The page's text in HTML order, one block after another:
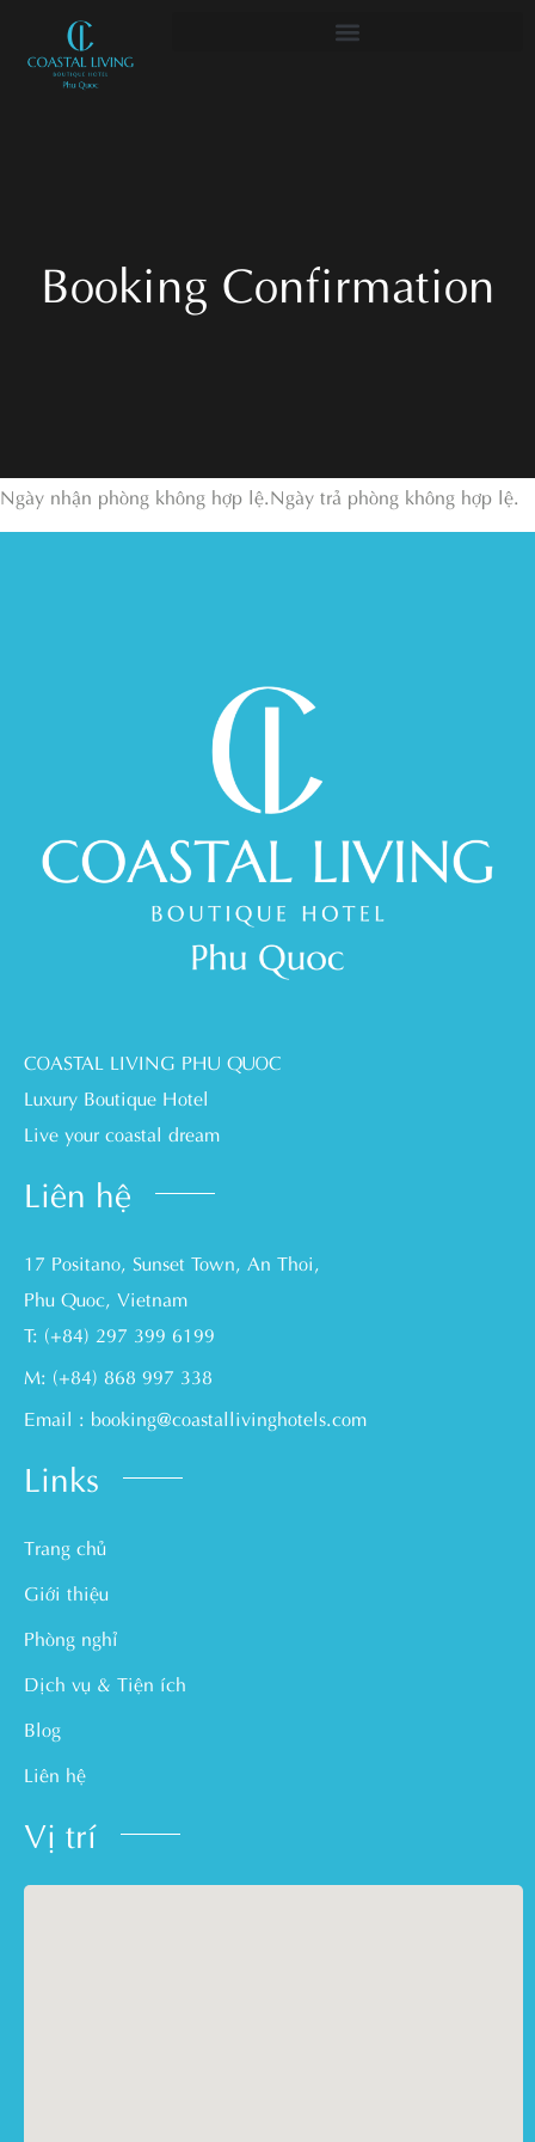
Booking Confirmation
Ngày nhận phòng không hợp lệ.Ngày trả phòng không hợp lệ.
COASTAL LIVING PHU QUOC
Luxury Boutique Hotel
Live your coastal dream
Liên hệ
17 Positano, Sunset Town, An Thoi,
Phu Quoc, Vietnam
T: (+84) 297 399 6199
M: (+84) 868 997 338
Email : booking@coastallivinghotels.com
Links
Trang chủ
Giới thiệu
Phòng nghỉ
Dịch vụ & Tiện ích
Blog
Liên hệ
Vị trí